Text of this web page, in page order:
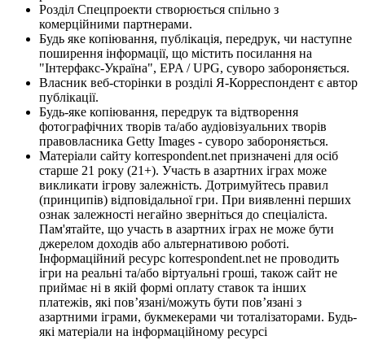
Розділ Спецпроекти створюється спільно з
комерційними партнерами.
Будь яке копіювання, публікація, передрук, чи наступне
поширення інформації, що містить посилання на
"Інтерфакс-Україна", EPA / UPG, суворо забороняється.
Власник веб-сторінки в розділі Я-Корреспондент є автор
публікації.
Будь-яке копіювання, передрук та відтворення
фотографічних творів та/або аудіовізуальних творів
правовласника Getty Images - суворо забороняється.
Матеріали сайту korrespondent.net призначені для осіб
старше 21 року (21+). Участь в азартних іграх може
викликати ігрову залежність. Дотримуйтесь правил
(принципів) відповідальної гри. При виявленні перших
ознак залежності негайно зверніться до спеціаліста.
Пам'ятайте, що участь в азартних іграх не може бути
джерелом доходів або альтернативою роботі.
Інформаційний ресурс korrespondent.net не проводить
ігри на реальні та/або віртуальні гроші, також сайт не
приймає ні в якій формі оплату ставок та інших
платежів, які пов’язані/можуть бути пов’язані з
азартними іграми, букмекерами чи тоталізаторами. Будь-
які матеріали на інформаційному ресурсі